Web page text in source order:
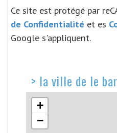
Ce site est protégé par
de Confidentialité et es
Google s'appliquent.
> la ville de le
+
−